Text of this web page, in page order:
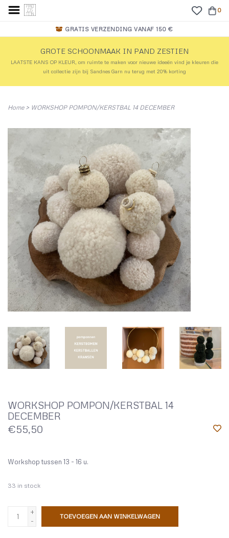
0
GRATIS VERZENDING VANAF 150 €
GROTE SCHOONMAAK IN PAND ZESTIEN
LAATSTE KANS OP KLEUR, om ruimte te maken voor nieuwe ideeën vind je kleuren die
uit collectie zijn bij Sandnes Garn nu terug met 20% korting
Home> WORKSHOP POMPON/KERSTBAL 14 DECEMBER
WORKSHOP POMPON/KERSTBAL 14
DECEMBER
€55,50
Workshop tussen 13 - 16 u.
33 in stock
+
-
TOEVOEGEN AAN WINKELWAGEN